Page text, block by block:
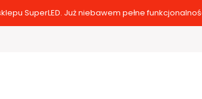
SuperLED. Już niebawem pełne